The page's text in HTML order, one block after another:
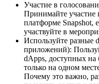
Участие в
Принимайте участие
платформе Snapshot,
участвуйте в
Используйте разные
приложений):
dApps, доступных на
только на одном
Почему это важно,